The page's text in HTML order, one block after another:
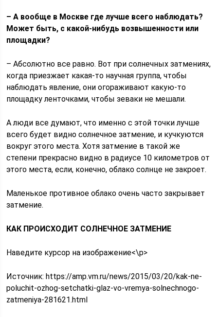
– А вообще в Москве где лучше всего наблюдать?
Может быть, с какой-нибудь возвышенности или
площадки?
– Абсолютно все равно. Вот при солнечных затмениях,
когда приезжает какая-то научная группа, чтобы
наблюдать явление, они огораживают какую-то
площадку ленточками, чтобы зеваки не мешали.
А люди все думают, что именно с этой точки лучше
всего будет видно солнечное затмение, и кучкуются
вокруг этого места. Хотя затмение в такой же
степени прекрасно видно в радиусе 10 километров от
этого места, если, конечно, облако солнце не закроет.
Маленькое противное облако очень часто закрывает
затмение.
КАК ПРОИСХОДИТ СОЛНЕЧНОЕ ЗАТМЕНИЕ
Наведите курсор на изображение<\p>
Источник:https://amp.vm.ru/news/2015/03/20/kak-ne-
poluchit-ozhog-setchatki-glaz-vo-vremya-solnechnogo-
zatmeniya-281621.html